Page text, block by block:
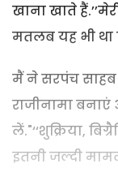
खाना खाते
मतलब यह भी था
मैं ने सरपंच
राजीनामा
लें."‘‘शुक्रिया,
इतनी जल्दी